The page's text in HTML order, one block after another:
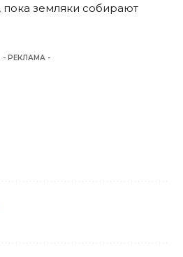
пока земляки собирают
- РЕКЛАМА -